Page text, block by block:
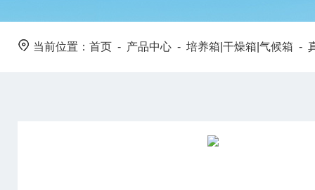
当前位置： 首页 - 产品中心 - 培养箱|干燥箱|气候箱 -